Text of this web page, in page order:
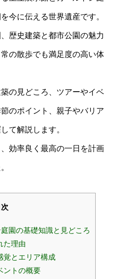
今に伝える世界遺産です。
歴史建築と都市公園の魅力
の散歩でも満足度の高い体
の見どころ、ツアーやイベ
のポイント、親子やバリア
て解説します。
効率良く最高の一日を計画
次
園の基礎知識と見どころ
た理由
覚とエリア構成
ントの概要